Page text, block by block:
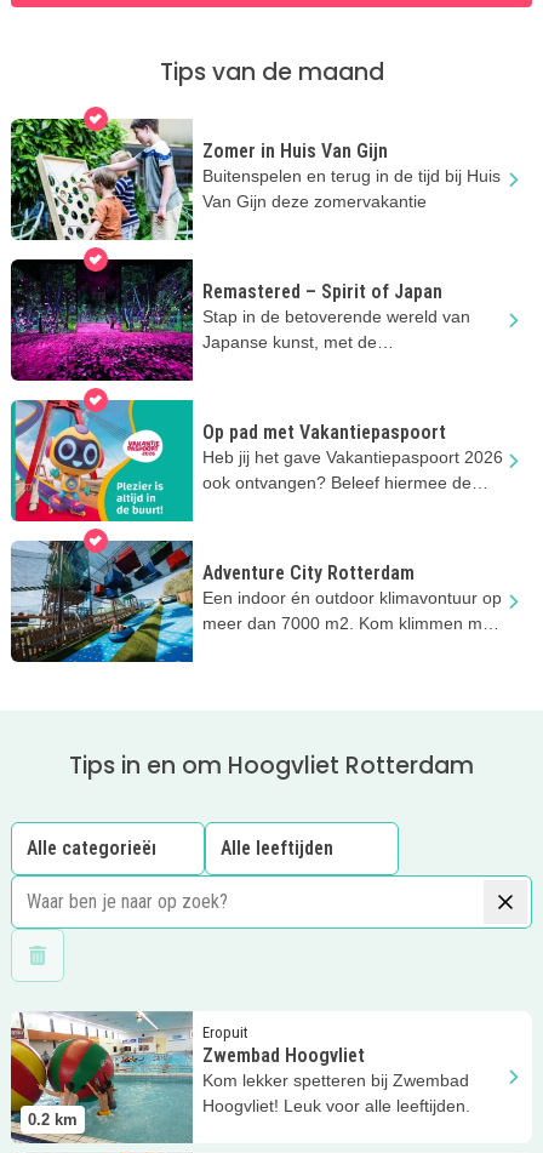
Tips van de maand
Zomer in Huis Van Gijn
Buitenspelen en terug in de tijd bij Huis
Van Gijn deze zomervakantie
Remastered – Spirit of Japan
Stap in de betoverende wereld van
Japanse kunst, met de
Op pad met Vakantiepaspoort
Heb jij het gave Vakantiepaspoort 2026
ook ontvangen? Beleef hiermee de
Adventure City Rotterdam
Een indoor én outdoor klimavontuur op
meer dan 7000 m2. Kom klimmen met
Tips in en om Hoogvliet Rotterdam
Wis filters
0.2 km
Eropuit
Zwembad Hoogvliet
Kom lekker spetteren bij Zwembad
Hoogvliet! Leuk voor alle leeftijden.
Lees meer Zwembad Hoogvliet